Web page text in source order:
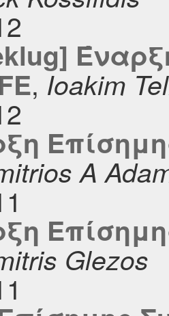
,Ioakim
A
Glezos